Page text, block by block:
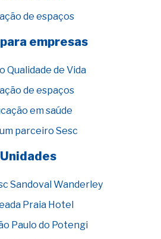
de espaços
empresas
Qualidade de Vida
de espaços
em saúde
parceiro Sesc
Unidades
Sandoval Wanderley
Praia Hotel
Paulo do Potengi